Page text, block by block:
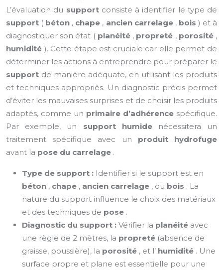
L’évaluation du support consiste à identifier le type de
support ( béton , chape , ancien carrelage , bois ) et à
diagnostiquer son état ( planéité , propreté , porosité ,
humidité ). Cette étape est cruciale car elle permet de
déterminer les actions à entreprendre pour préparer le
support de manière adéquate, en utilisant les produits
et techniques appropriés. Un diagnostic précis permet
d’éviter les mauvaises surprises et de choisir les produits
adaptés, comme un primaire d’adhérence spécifique.
Par exemple, un support humide
nécessitera un
traitement spécifique avec un produit hydrofuge
avant la pose du carrelage .
Type de support : Identifier si le support est en
béton , chape , ancien carrelage , ou bois . La
nature du support influence le choix des matériaux
et des techniques de pose .
Diagnostic du support : Vérifier la planéité avec
une règle de 2 mètres, la propreté (absence de
graisse, poussière), la porosité , et l’ humidité . Une
surface propre et plane est essentielle pour une